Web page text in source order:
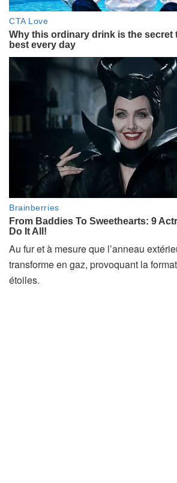
Au fur et à mesure que l’anneau
transforme en gaz, provoquant la
étoiles.